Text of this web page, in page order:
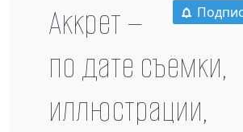
Аккрет —
по дате съёмки,
иллюстрации,